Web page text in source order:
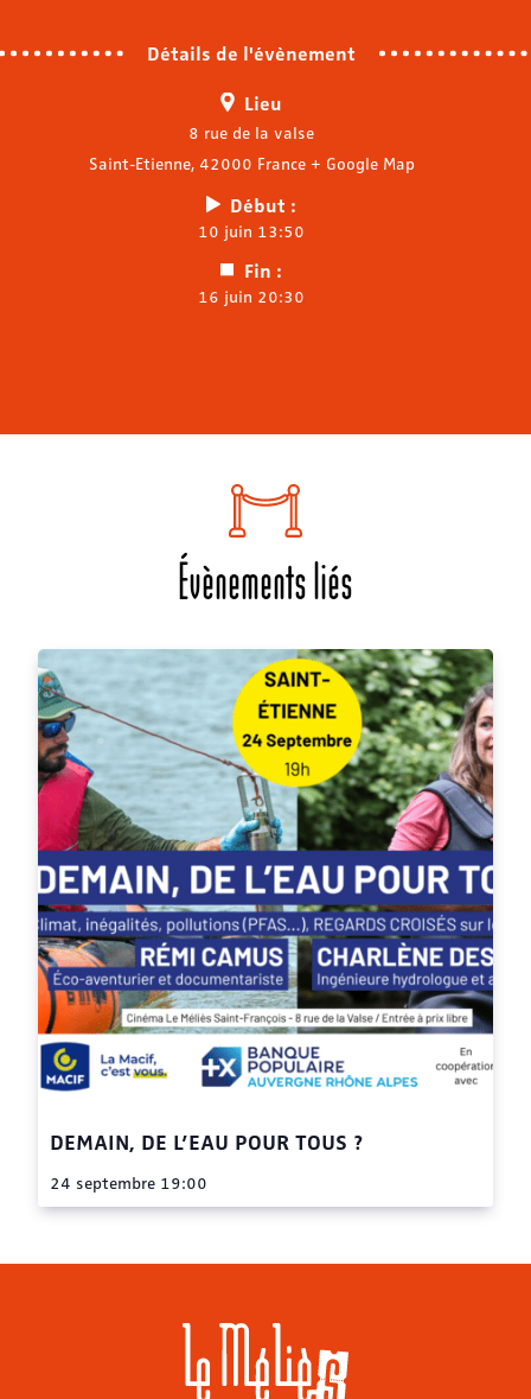
Détails de l'évènement
Lieu
8 rue de la valse
Saint-Etienne, 42000 France + Google Map
Début :
10 juin 13:50
Fin :
16 juin 20:30
Évènements liés
DEMAIN, DE L’EAU POUR TOUS ?
24 septembre 19:00